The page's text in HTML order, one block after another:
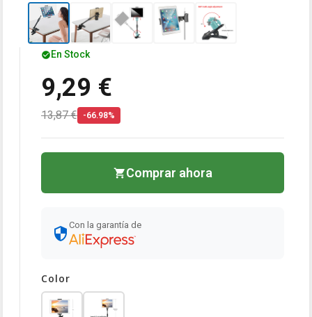
En Stock
9,29 €
13,87 € -66.98%
Comprar ahora
Con la garantía de
Color